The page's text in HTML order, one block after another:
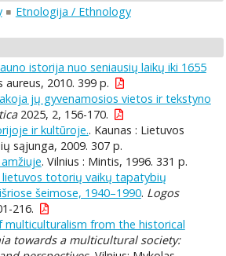
Etnologija / Ethnology
istorija nuo seniausių laikų iki 1655
aureus, 2010. 399 p.
jų gyvenamosios vietos ir tekstyno
2025, 2, 156-170.
ir kultūroje.. Kaunas : Lietuvos
sąjunga, 2009. 307 p.
. Vilnius : Mintis, 1996. 331 p.
lietuvos totorių vaikų tapatybių
šeimose, 1940–1990. Logos
216.
multiculturalism from the historical
towards a multicultural society: